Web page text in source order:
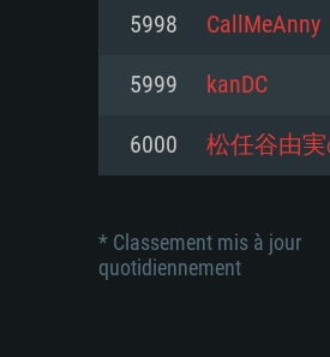
Disque dur: 23.1
Disque dur: 62,2
Connection:
Disque dur: 62,2
5998 CallMeAnny
5999 kanDC
6000 松任谷由
* Classement mis à jour
quotidiennement